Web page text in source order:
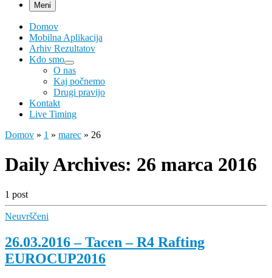
Meni
Domov
Mobilna Aplikacija
Arhiv Rezultatov
Kdo smo
O nas
Kaj počnemo
Drugi pravijo
Kontakt
Live Timing
Domov » 1 » marec » 26
Daily Archives: 26 marca 2016
1 post
Neuvrščeni
26.03.2016 – Tacen – R4 Rafting
EUROCUP2016